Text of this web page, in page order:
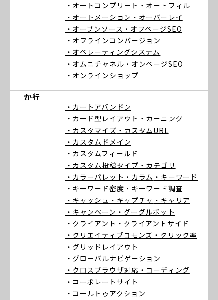
・オートコンプリート ・オートフィル
・オートメーション ・オーバーレイ
・オープンソース ・オフページSEO
・オフラインコンバージョン
・オペレーティングシステム
・オムニチャネル ・オンページSEO
・オンラインショップ
か行
・カートアバンドン
・カード型レイアウト ・カーニング
・カスタマイズ ・カスタムURL
・カスタムドメイン
・カスタムフィールド
・カスタム投稿タイプ ・カテゴリ
・カラーパレット ・カラム ・キーワード
・キーワード密度 ・キーワード調査
・キャッシュ ・キャプチャ ・キャリア
・キャンペーン ・グーグルボット
・クライアント ・クライアントサイド
・クリエイティブコモンズ ・クリック率
・グリッドレイアウト
・グローバルナビゲーション
・クロスブラウザ対応 ・コーディング
・コーポレートサイト
・コールトゥアクション